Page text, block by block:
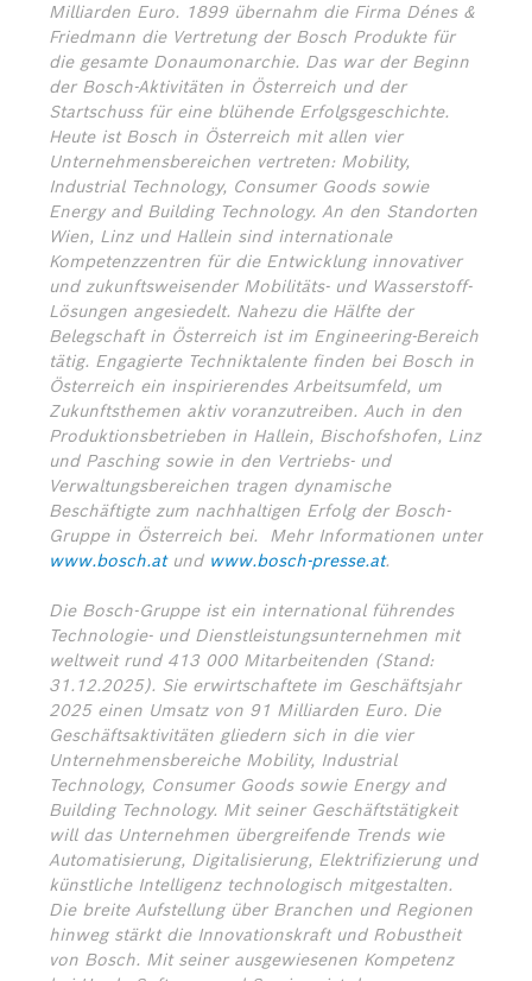
Milliarden Euro. 1899 übernahm die Firma Dénes &
Friedmann die Vertretung der Bosch Produkte für
die gesamte Donaumonarchie. Das war der Beginn
der Bosch-Aktivitäten in Österreich und der
Startschuss für eine blühende Erfolgsgeschichte.
Heute ist Bosch in Österreich mit allen vier
Unternehmensbereichen vertreten: Mobility,
Industrial Technology, Consumer Goods sowie
Energy and Building Technology. An den Standorten
Wien, Linz und Hallein sind internationale
Kompetenzzentren für die Entwicklung innovativer
und zukunftsweisender Mobilitäts- und Wasserstoff-
Lösungen angesiedelt. Nahezu die Hälfte der
Belegschaft in Österreich ist im Engineering-Bereich
tätig. Engagierte Techniktalente finden bei Bosch in
Österreich ein inspirierendes Arbeitsumfeld, um
Zukunftsthemen aktiv voranzutreiben. Auch in den
Produktionsbetrieben in Hallein, Bischofshofen, Linz
und Pasching sowie in den Vertriebs- und
Verwaltungsbereichen tragen dynamische
Beschäftigte zum nachhaltigen Erfolg der Bosch-
Gruppe in Österreich bei. Mehr Informationen unter
www.bosch.atund www.bosch-presse.at.
Die Bosch-Gruppe ist ein international führendes
Technologie- und Dienstleistungsunternehmen mit
weltweit rund 413 000 Mitarbeitenden (Stand:
31.12.2025). Sie erwirtschaftete im Geschäftsjahr
2025 einen Umsatz von 91 Milliarden Euro. Die
Geschäftsaktivitäten gliedern sich in die vier
Unternehmensbereiche Mobility, Industrial
Technology, Consumer Goods sowie Energy and
Building Technology. Mit seiner Geschäftstätigkeit
will das Unternehmen übergreifende Trends wie
Automatisierung, Digitalisierung, Elektrifizierung und
künstliche Intelligenz technologisch mitgestalten.
Die breite Aufstellung über Branchen und Regionen
hinweg stärkt die Innovationskraft und Robustheit
von Bosch. Mit seiner ausgewiesenen Kompetenz